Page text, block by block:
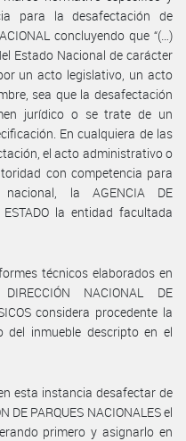
para la desafectación de
concluyendo que “(…)
Estado Nacional de carácter
un acto legislativo, un acto
sea que la desafectación
jurídico o se trate de un
En cualquiera de las
el acto administrativo o
con competencia para
la AGENCIA DE
ESTADO la entidad facultada
técnicos elaborados en
NACIONAL DE
considera procedente la
del inmueble descripto en el
esta instancia desafectar de
PARQUES NACIONALES el
primero y asignarlo en